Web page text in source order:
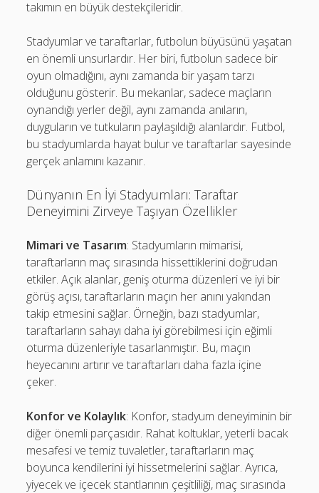
takımın en büyük destekçileridir.
Stadyumlar ve taraftarlar, futbolun büyüsünü yaşatan
en önemli unsurlardır. Her biri, futbolun sadece bir
oyun olmadığını, aynı zamanda bir yaşam tarzı
olduğunu gösterir. Bu mekanlar, sadece maçların
oynandığı yerler değil, aynı zamanda anıların,
duyguların ve tutkuların paylaşıldığı alanlardır. Futbol,
bu stadyumlarda hayat bulur ve taraftarlar sayesinde
gerçek anlamını kazanır.
Dünyanın En İyi Stadyumları: Taraftar
Deneyimini Zirveye Taşıyan Özellikler
Mimari ve Tasarım: Stadyumların mimarisi,
taraftarların maç sırasında hissettiklerini doğrudan
etkiler. Açık alanlar, geniş oturma düzenleri ve iyi bir
görüş açısı, taraftarların maçın her anını yakından
takip etmesini sağlar. Örneğin, bazı stadyumlar,
taraftarların sahayı daha iyi görebilmesi için eğimli
oturma düzenleriyle tasarlanmıştır. Bu, maçın
heyecanını artırır ve taraftarları daha fazla içine
çeker.
Konfor ve Kolaylık: Konfor, stadyum deneyiminin bir
diğer önemli parçasıdır. Rahat koltuklar, yeterli bacak
mesafesi ve temiz tuvaletler, taraftarların maç
boyunca kendilerini iyi hissetmelerini sağlar. Ayrıca,
yiyecek ve içecek stantlarının çeşitliliği, maç sırasında